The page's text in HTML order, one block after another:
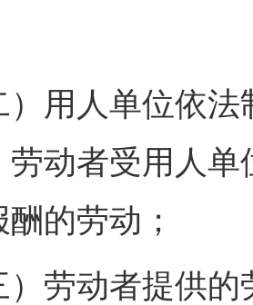
人单位依法
劳动者受用人
的劳动；
动者提供的
药下症？